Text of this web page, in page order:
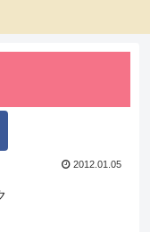
2012.01.05